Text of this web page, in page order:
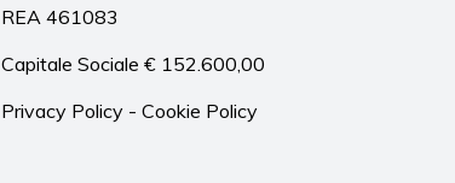
REA 461083
Capitale Sociale € 152.600,00
Privacy Policy - Cookie Policy